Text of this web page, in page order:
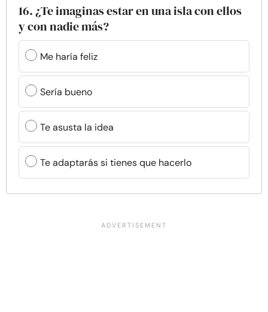
16. ¿Te imaginas estar en una isla con ellos
y con nadie más?
Me haría feliz
Sería bueno
Te asusta la idea
Te adaptarás si tienes que hacerlo